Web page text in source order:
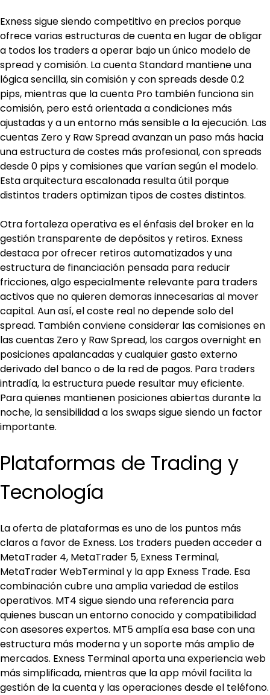
Exness sigue siendo competitivo en precios porque
ofrece varias estructuras de cuenta en lugar de obligar
a todos los traders a operar bajo un único modelo de
spread y comisión. La cuenta Standard mantiene una
lógica sencilla, sin comisión y con spreads desde 0.2
pips, mientras que la cuenta Pro también funciona sin
comisión, pero está orientada a condiciones más
ajustadas y a un entorno más sensible a la ejecución. Las
cuentas Zero y Raw Spread avanzan un paso más hacia
una estructura de costes más profesional, con spreads
desde 0 pips y comisiones que varían según el modelo.
Esta arquitectura escalonada resulta útil porque
distintos traders optimizan tipos de costes distintos.
Otra fortaleza operativa es el énfasis del broker en la
gestión transparente de depósitos y retiros. Exness
destaca por ofrecer retiros automatizados y una
estructura de financiación pensada para reducir
fricciones, algo especialmente relevante para traders
activos que no quieren demoras innecesarias al mover
capital. Aun así, el coste real no depende solo del
spread. También conviene considerar las comisiones en
las cuentas Zero y Raw Spread, los cargos overnight en
posiciones apalancadas y cualquier gasto externo
derivado del banco o de la red de pagos. Para traders
intradía, la estructura puede resultar muy eficiente.
Para quienes mantienen posiciones abiertas durante la
noche, la sensibilidad a los swaps sigue siendo un factor
importante.
Plataformas de Trading y
Tecnología
La oferta de plataformas es uno de los puntos más
claros a favor de Exness. Los traders pueden acceder a
MetaTrader 4, MetaTrader 5, Exness Terminal,
MetaTrader WebTerminal y la app Exness Trade. Esa
combinación cubre una amplia variedad de estilos
operativos. MT4 sigue siendo una referencia para
quienes buscan un entorno conocido y compatibilidad
con asesores expertos. MT5 amplía esa base con una
estructura más moderna y un soporte más amplio de
mercados. Exness Terminal aporta una experiencia web
más simplificada, mientras que la app móvil facilita la
gestión de la cuenta y las operaciones desde el teléfono.